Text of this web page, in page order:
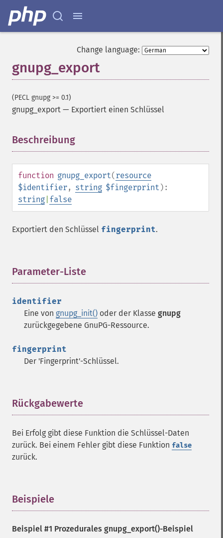
Change language:
gnupg_export
(PECL gnupg >= 0.1)
gnupg_export — Exportiert einen Schlüssel
Beschreibung
function gnupg_export(resource
$identifier, string $fingerprint ):
string false
Exportiert den Schlüssel fingerprint.
Parameter-Liste
identifier
Eine von gnupg_init() oder der Klasse gnupg
zurückgegebene GnuPG-Ressource.
fingerprint
Der 'Fingerprint'-Schlüssel.
Rückgabewerte
Bei Erfolg gibt diese Funktion die Schlüssel-Daten
zurück. Bei einem Fehler gibt diese Funktion false
zurück.
Beispiele
Beispiel #1 Prozedurales gnupg_export()-Beispiel